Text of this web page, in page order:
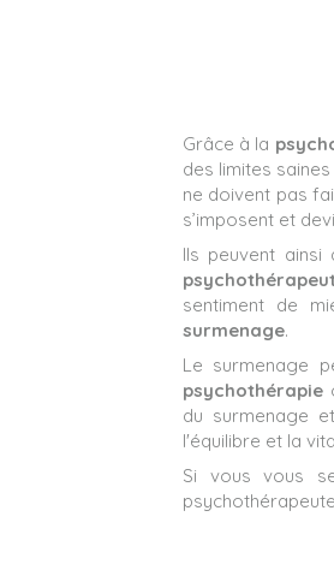
Grâce à la
des limites
ne doivent pas
s’imposent et
Ils peuvent ainsi
sentiment de
surmenage.
Le surmenage
psychothérapie
du surmenage
l'équilibre et la
Si vous vous